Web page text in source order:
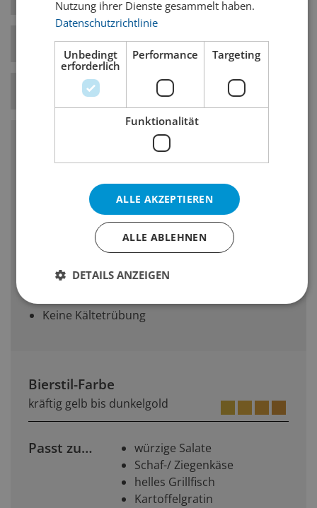
Bierstil-Kategorie Helle Biere
Temperatur 7° C
Vollmundiger als German-Style Pilsner
Ausgeglichene Bittere
Feiner Hopfengeruch und -geschmack
Keine Kältetrübung
Bierstil-Farbe
kräftig gelb bis dunkelgold
Passt zu…
würzige Salate
Schaf-/ Ziegenkäse
helles Grillfisch
Kartoffelgratin
Nutzung ihrer Dienste gesammelt haben.
Datenschutzrichtlinie
Unbedingt
erforderlich
Performance Targeting
Funktionalität
ALLE AKZEPTIEREN
ALLE ABLEHNEN
DETAILS ANZEIGEN